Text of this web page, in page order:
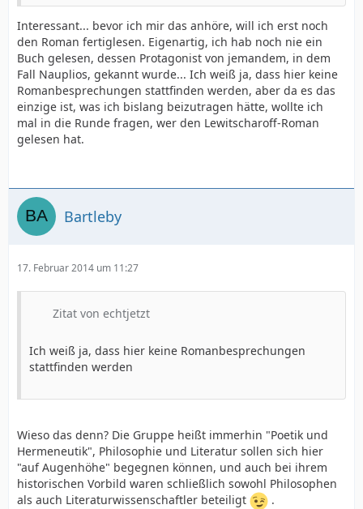
Interessant... bevor ich mir das anhöre, will ich erst noch
den Roman fertiglesen. Eigenartig, ich hab noch nie ein
Buch gelesen, dessen Protagonist von jemandem, in dem
Fall Nauplios, gekannt wurde... Ich weiß ja, dass hier keine
Romanbesprechungen stattfinden werden, aber da es das
einzige ist, was ich bislang beizutragen hätte, wollte ich
mal in die Runde fragen, wer den Lewitscharoff-Roman
gelesen hat.
Bartleby
17. Februar 2014 um 11:27
Zitat von echtjetzt
Ich weiß ja, dass hier keine Romanbesprechungen
stattfinden werden
Wieso das denn? Die Gruppe heißt immerhin "Poetik und
Hermeneutik", Philosophie und Literatur sollen sich hier
"auf Augenhöhe" begegnen können, und auch bei ihrem
historischen Vorbild waren schließlich sowohl Philosophen
als auch Literaturwissenschaftler beteiligt
.